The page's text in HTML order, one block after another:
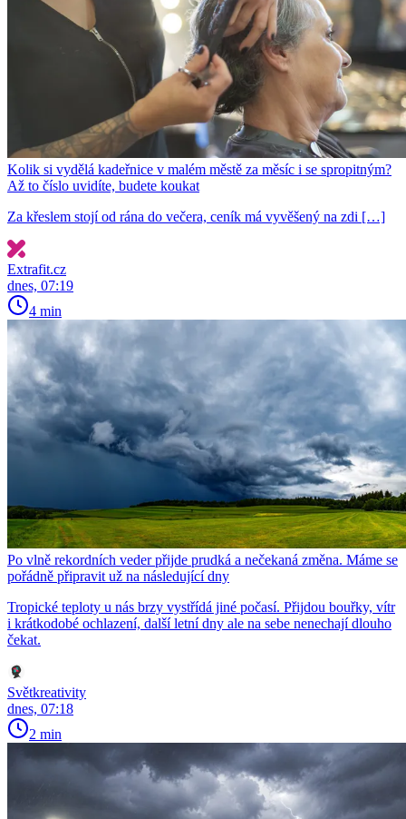
Kolik si vydělá kadeřnice v malém městě za měsíc i se spropitným?
Až to číslo uvidíte, budete koukat
Za křeslem stojí od rána do večera, ceník má vyvěšený na zdi […]
Extrafit.cz
dnes, 07:19
4 min
Po vlně rekordních veder přijde prudká a nečekaná změna. Máme se
pořádně připravit už na následující dny
Tropické teploty u nás brzy vystřídá jiné počasí. Přijdou bouřky, vítr
i krátkodobé ochlazení, další letní dny ale na sebe nenechají dlouho
čekat.
Světkreativity
dnes, 07:18
2 min